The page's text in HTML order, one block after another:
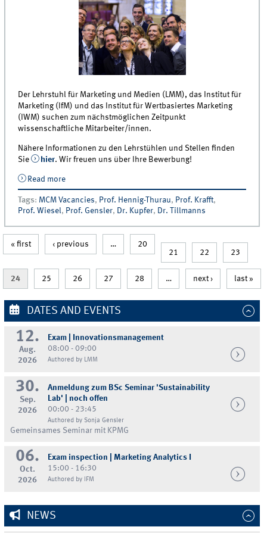
Der Lehrstuhl für Marketing und Medien (LMM), das Institut für
Marketing (IfM) und das Institut für Wertbasiertes Marketing
(IWM) suchen zum nächstmöglichen Zeitpunkt
wissenschaftliche Mitarbeiter/innen.
Nähere Informationen zu den Lehrstühlen und Stellen finden
Sie
hier. Wir freuen uns über Ihre Bewerbung!
Read moreabout Das MCM sucht Doktoranden!
Tags: MCM Vacancies, Prof. Hennig-Thurau, Prof. Krafft,
Prof. Wiesel, Prof. Gensler, Dr. Kupfer, Dr. Tillmanns
« first ‹ previous …
20
21
22 23
24 25 26 27 28 … next › last »
DATES AND EVENTS
12.
Aug.
2026
Exam | Innovationsmanagement
08:00 - 09:00
Authored by LMM
30.
Sep.
2026
Anmeldung zum BSc Seminar 'Sustainability
Lab' | noch offen
00:00 - 23:45
Authored by Sonja Gensler
Gemeinsames Seminar mit KPMG
06.
Oct.
2026
Exam inspection | Marketing Analytics I
15:00 - 16:30
Authored by IFM
NEWS